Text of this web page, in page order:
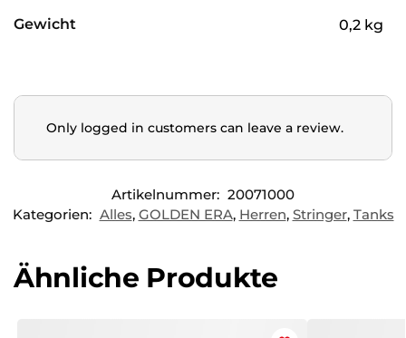
Gewicht 0,2 kg
Only logged in customers can leave a review.
Artikelnummer: 20071000
Kategorien: Alles, GOLDEN ERA, Herren, Stringer, Tanks
Ähnliche Produkte